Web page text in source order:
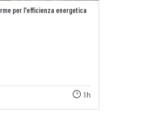
per l'efficienza energetica
1h